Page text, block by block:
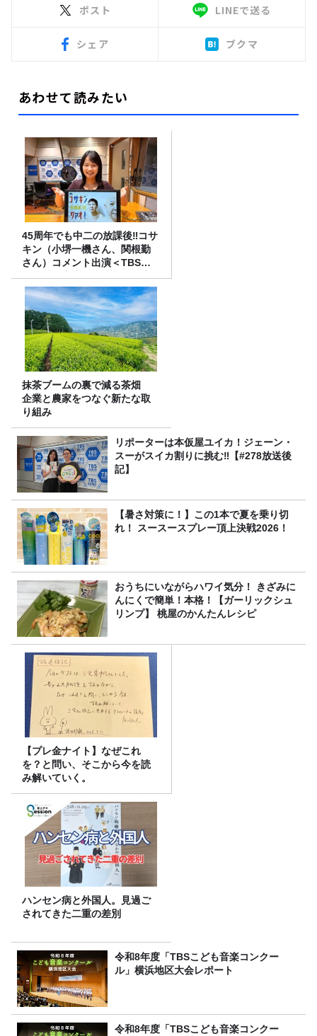
ポスト LINEで送る
シェア ブクマ
あわせて読みたい
45周年でも中二の放課後‼コサ
キン（小堺一機さん、関根勤
さん）コメント出演＜TBSラ
ジオ番組審議会からのご報告
＞
抹茶ブームの裏で減る茶畑
企業と農家をつなぐ新たな取
り組み
リポーターは本仮屋ユイカ！ジェーン・
スーがスイカ割りに挑む‼【#278放送後
記】
【暑さ対策に！】この1本で夏を乗り切
れ！ スースースプレー頂上決戦2026！
おうちにいながらハワイ気分！ きざみに
んにくで簡単！本格！【ガーリックシュ
リンプ】 桃屋のかんたんレシピ
【プレ金ナイト】なぜこれ
を？と問い、そこから今を読
み解いていく。
ハンセン病と外国人。見過ご
されてきた二重の差別
令和8年度「TBSこども音楽コンクー
ル」横浜地区大会レポート
令和8年度「TBSこども音楽コンクー